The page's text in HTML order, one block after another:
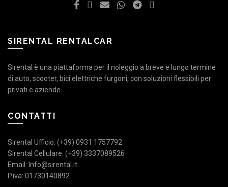
SIRENTAL RENTALCAR
Sirental è una piattaforma per il noleggio a breve e lungo termine
di auto, scooter, bici elettriche furgoni, con soluzioni flessibili per
privati e aziende.
CONTATTI
Sirental Ufficio: (+39) 0931 1757792
Sirental Cellulare: (+39) 3337089526
Email: Info@sirental.it
P.iva: 01730140892